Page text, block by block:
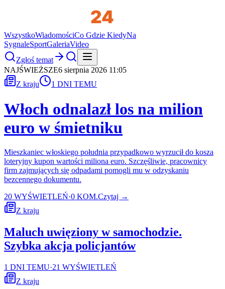
WszystkoWiadomościCo Gdzie KiedyNa
SygnaleSportGaleriaVideo
Zgłoś temat
NAJŚWIEŻSZE6 sierpnia 2026 11:05
Z kraju
1 DNI TEMU
Włoch odnalazł los na milion
euro w śmietniku
Mieszkaniec włoskiego południa przypadkowo wyrzucił do kosza
loteryjny kupon wartości miliona euro. Szczęśliwie, pracownicy
firm zajmujących się odpadami pomogli mu w odzyskaniu
bezcennego dokumentu.
20 WYŚWIETLEŃ·0 KOM.Czytaj →
Z kraju
Maluch uwięziony w samochodzie.
Szybka akcja policjantów
1 DNI TEMU·21 WYŚWIETLEŃ
Z kraju